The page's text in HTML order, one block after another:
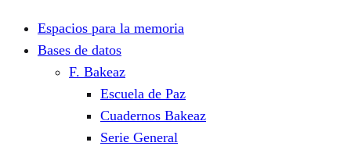
Espacios para la memoria
Bases de datos
F. Bakeaz
Escuela de Paz
Cuadernos Bakeaz
Serie General